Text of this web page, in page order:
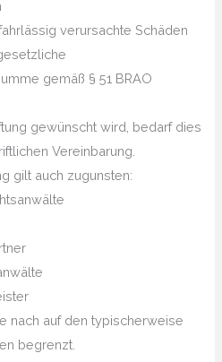
verursachte Schäden
gemäß § 51 BRAO
gewünscht wird, bedarf dies
Vereinbarung.
gilt auch zugunsten:
nach auf den typischerweise
begrenzt.